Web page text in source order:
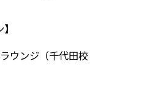
ウンジ（千代田校